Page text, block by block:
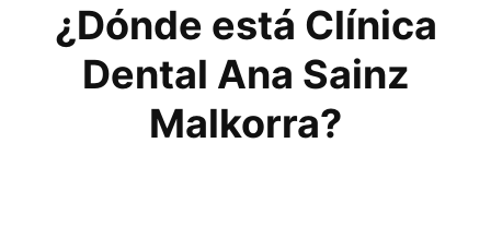
¿Dónde está Clínica
Dental Ana Sainz
Malkorra?